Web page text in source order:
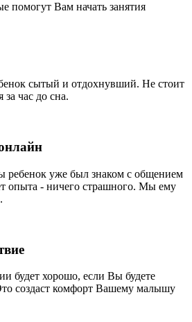
помогут Вам начать занятия
сытый и отдохнувший. Не стоит
за час до сна.
ребенок уже был знаком с общением
опыта - ничего страшного. Мы ему
будет хорошо, если Вы будете
создаст комфорт Вашему малышу